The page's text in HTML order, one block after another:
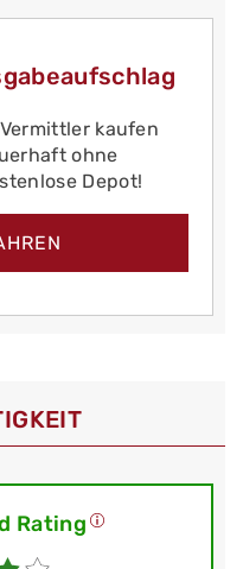
kaufen
ohne
Depot!
Rating